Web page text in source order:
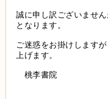
誠に申し訳ございませ
となります。
ご迷惑をお掛けします
上げます。
桃李書院